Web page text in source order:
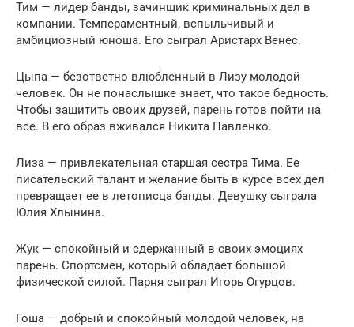
Тим — лидер банды, зачинщик криминальных дел в
компании. Темпераментный, вспыльчивый и
амбициозный юноша. Его сыграл Аристарх Венес.
Цыпа — безответно влюбленный в Лизу молодой
человек. Он не понаслышке знает, что такое бедность.
Чтобы защитить своих друзей, парень готов пойти на
все. В его образ вживался Никита Павленко.
Лиза — привлекательная старшая сестра Тима. Ее
писательский талант и желание быть в курсе всех дел
превращает ее в летописца банды. Девушку сыграла
Юлия Хлынина.
Жук — спокойный и сдержанный в своих эмоциях
парень. Спортсмен, который обладает большой
физической силой. Парня сыграл Игорь Огурцов.
Гоша — добрый и спокойный молодой человек, на